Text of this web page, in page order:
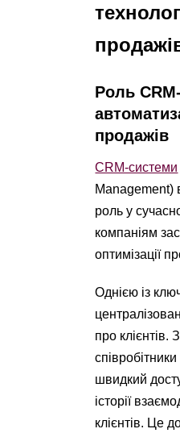
Роль
продажів
CRM-системи
Management)
роль у
компаніям
оптимізації
Однією із
про клієнтів.
швидкий
історії
клієнтів. Це